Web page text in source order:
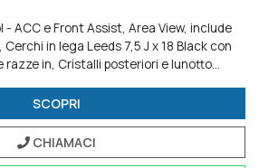
- ACC e Front Assist Area View, include
Cerchi in lega Leeds 7,5 J x 18 Black con
razze in Cristalli posteriori e lunotto
Connect e We Connect Plus o VW
Plus Ruota di scorta di dimensioni ridotte
Versioni Plus
del cambio in pelle
SCOPRI
CHIAMACI